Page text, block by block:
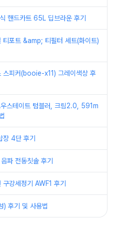
핸드카트 65L 딥브라운 후기
티포트 &amp; 티필터 세트(화이트)
스피커(booie-x11) 그레이색상 후
스테이트 텀블러, 크림2.0, 591m
장 4단 후기
파 전동칫솔 후기
강세정기 AWF1 후기
) 후기 및 사용법